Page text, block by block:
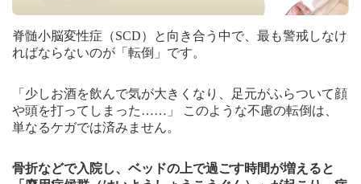
脊髄小脳変性症（SCD）と向き合う中で、最も警戒しなけ
ればならないのが「転倒」です。
「少しお酒を飲んで気が大きくなり、足元がふらついて顔
や頭を打ってしまった……」 このような不慮の転倒は、
単なるケガでは済みません。
骨折などで入院し、ベッドの上で過ごす時間が増えると